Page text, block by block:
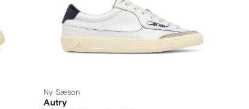
Ny Sæson
Autry